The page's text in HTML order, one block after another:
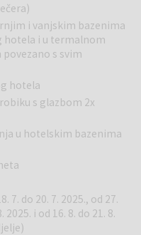
i vanjskim bazenima
hotela i u termalnom
s svim
hotela
s glazbom 2x
u hotelskim bazenima
7. do 20. 7. 2025., od 27.
2025. i od 16. 8. do 21. 8.